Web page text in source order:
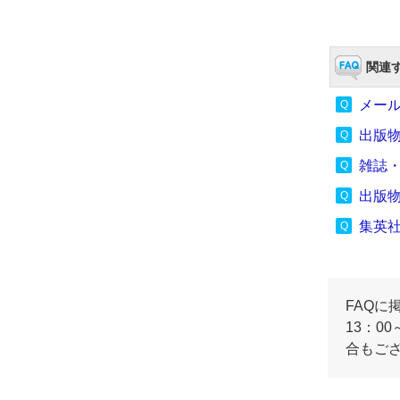
関連
メー
出版
雑誌
出版
集英
FAQに
13：00
合もご